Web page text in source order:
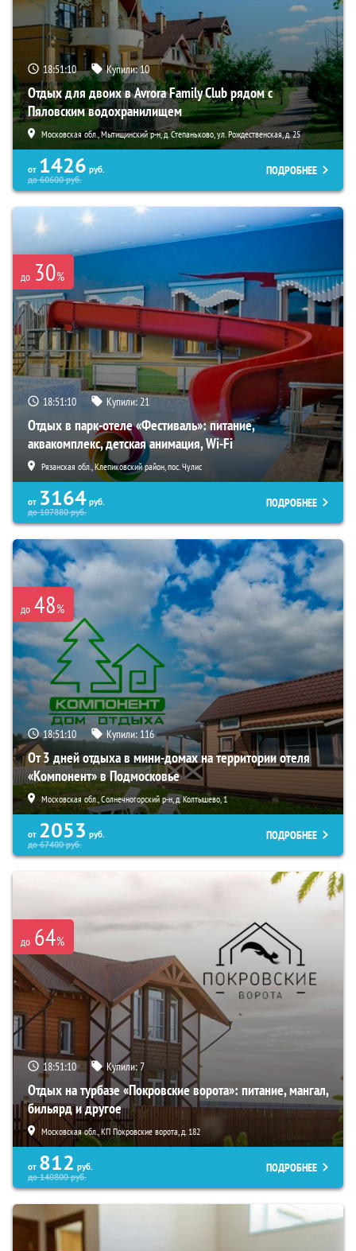
18:51:09 Купили:10
Отдых для двоих в Avrora Family Club рядом с
Пяловским водохранилищем
Московская обл., Мытищинский р-н, д. Степаньково, ул. Рождественская, д. 25
от 1426 руб.
до60600руб.
ПОДРОБНЕЕ
до 30%
18:51:09 Купили:21
Отдых в парк-отеле «Фестиваль»: питание,
аквакомплекс, детская анимация, Wi-Fi
Рязанская обл., Клепиковский район, пос. Чулис
от 3164 руб.
до107880руб.
ПОДРОБНЕЕ
до 48%
18:51:09 Купили: 116
От 3 дней отдыха в мини-домах на территории отеля
«Компонент» в Подмосковье
Московская обл., Солнечногорский р-н, д. Колтышево, 1
от 2053 руб.
до67400руб.
ПОДРОБНЕЕ
до 64%
18:51:09 Купили:7
Отдых на турбазе «Покровские ворота»: питание, мангал,
бильярд и другое
Московская обл., КП Покровские ворота, д. 182
от 812 руб.
до140800руб.
ПОДРОБНЕЕ